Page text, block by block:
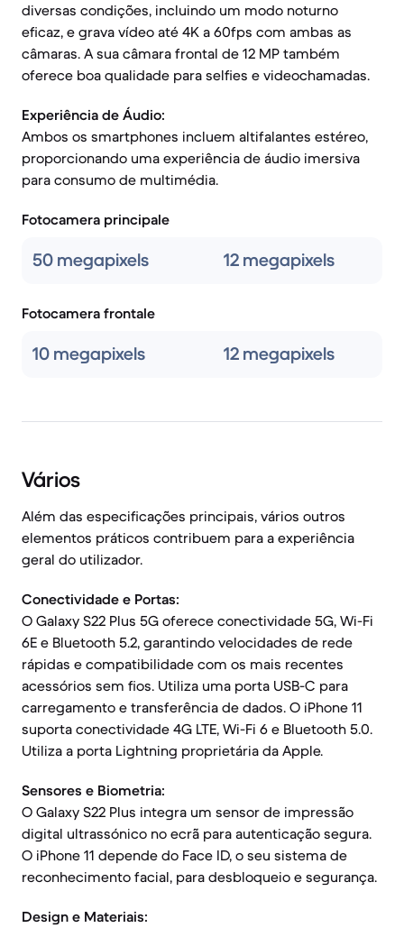
diversas condições, incluindo um modo noturno
eficaz, e grava vídeo até 4K a 60fps com ambas as
câmaras. A sua câmara frontal de 12 MP também
oferece boa qualidade para selfies e videochamadas.
Experiência de Áudio:
Ambos os smartphones incluem altifalantes estéreo,
proporcionando uma experiência de áudio imersiva
para consumo de multimédia.
Fotocamera principale
50 megapixels 12 megapixels
Fotocamera frontale
10 megapixels 12 megapixels
Vários
Além das especificações principais, vários outros
elementos práticos contribuem para a experiência
geral do utilizador.
Conectividade e Portas:
O Galaxy S22 Plus 5G oferece conectividade 5G, Wi-Fi
6E e Bluetooth 5.2, garantindo velocidades de rede
rápidas e compatibilidade com os mais recentes
acessórios sem fios. Utiliza uma porta USB-C para
carregamento e transferência de dados. O iPhone 11
suporta conectividade 4G LTE, Wi-Fi 6 e Bluetooth 5.0.
Utiliza a porta Lightning proprietária da Apple.
Sensores e Biometria:
O Galaxy S22 Plus integra um sensor de impressão
digital ultrassónico no ecrã para autenticação segura.
O iPhone 11 depende do Face ID, o seu sistema de
reconhecimento facial, para desbloqueio e segurança.
Design e Materiais: